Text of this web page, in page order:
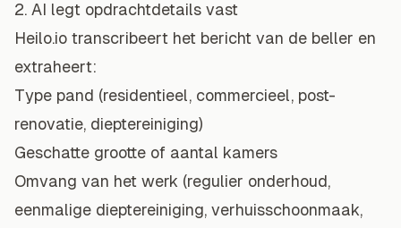
2. AI legt opdrachtdetails vast
Heilo.io transcribeert het bericht van de beller en
extraheert:
Type pand (residentieel, commercieel, post-
renovatie, dieptereiniging)
Geschatte grootte of aantal kamers
Omvang van het werk (regulier onderhoud,
eenmalige dieptereiniging, verhuisschoonmaak,